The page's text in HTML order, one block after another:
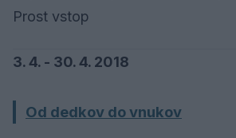
Prost vstop
3. 4. - 30. 4. 2018
Od dedkov do vnukov